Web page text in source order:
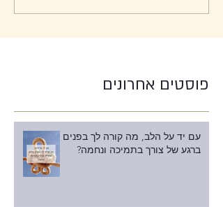
פוסטים אחרונים
עם יד על הלב, מה קורה לך בפנים
ברגע של צורך בתמיכה ונחמה?